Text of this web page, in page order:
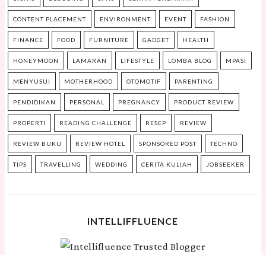
CONTENT PLACEMENT ENVIRONMENT EVENT FASHION
FINANCE FOOD FURNITURE GADGET HEALTH
HONEYMOON LAMARAN LIFESTYLE LOMBA BLOG MPASI
MENYUSUI MOTHERHOOD OTOMOTIF PARENTING
PENDIDIKAN PERSONAL PREGNANCY PRODUCT REVIEW
PROPERTI READING CHALLENGE RESEP REVIEW
REVIEW BUKU REVIEW HOTEL SPONSORED POST TECHNO
TIPS TRAVELLING WEDDING CERITA KULIAH JOBSEEKER
INTELLIFFLUENCE